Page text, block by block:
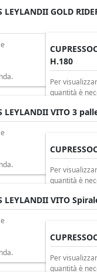
utenti abilitati
LEYLANDII GOLD
H.180
Per
quantità è
utenti abilitati
LEYLANDII VITO 3
Per
quantità è
utenti abilitati
LEYLANDII VITO
Per
quantità è